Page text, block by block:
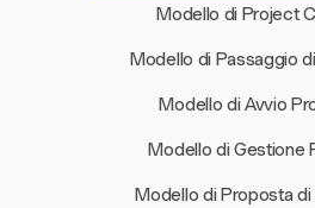
Modello di Project
Modello di Passaggio
Modello di Avvio
Modello di Gestione
Modello di Proposta